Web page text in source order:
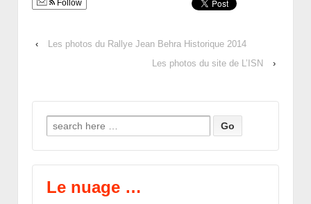
Follow
‹
Les photos du Rallye Jean Behra Historique 2014
Les photos du site de L’ISN
›
Search for:
Le nuage …